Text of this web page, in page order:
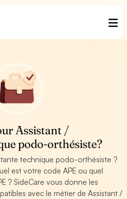
Assistant /
podo-orthésiste?
technique podo-orthésiste ?
est votre code APE ou quel
? SideCare vous donne les
avec le métier de Assistant /